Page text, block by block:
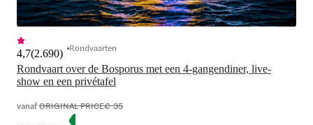
Rondvaart over de Bosporus met een 4-gangendiner, live-
show en een privétafel
4,7(2.690) Rondvaarten
vanafORIGINAL PRICE€ 35